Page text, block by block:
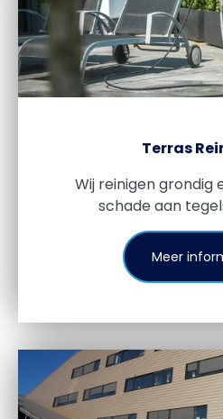
Terras
Wij reinigen grondig
schade aan
Meer